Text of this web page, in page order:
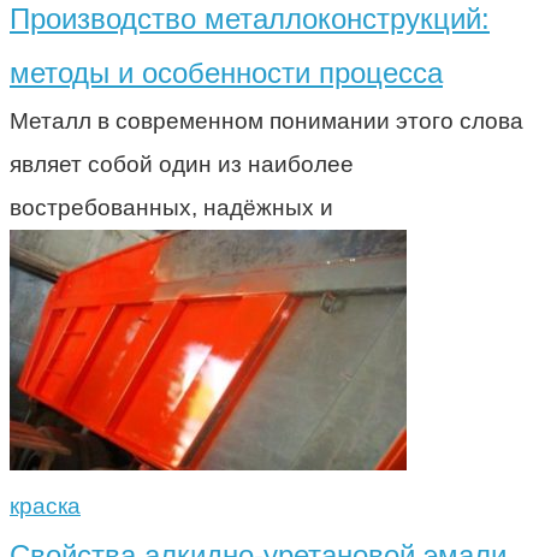
Производство металлоконструкций:
методы и особенности процесса
Металл в современном понимании этого слова
являет собой один из наиболее
востребованных, надёжных и
краска